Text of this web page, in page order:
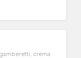
crema